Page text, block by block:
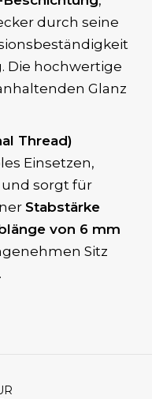
durch seine
Die hochwertige
Glanz
Thread)
Einsetzen,
sorgt für
Stabstärke
von 6 mm
Sitz